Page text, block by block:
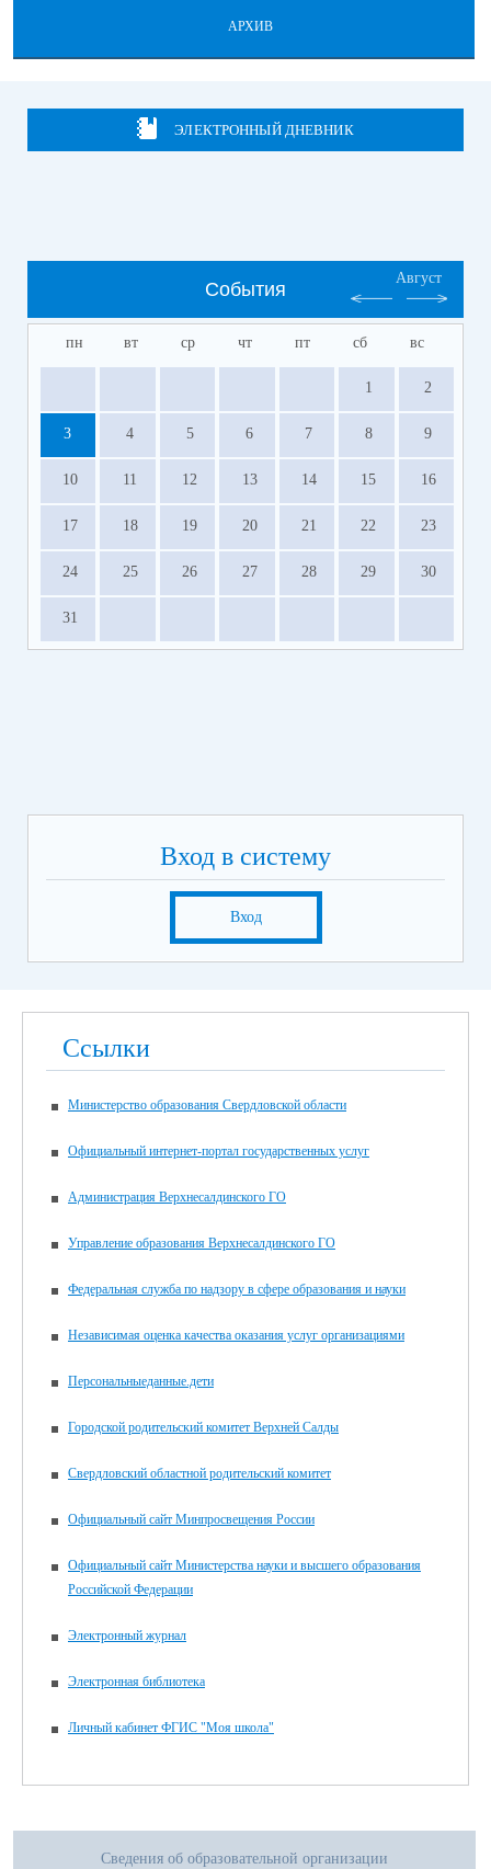
АРХИВ
ЭЛЕКТРОННЫЙ ДНЕВНИК
События
Август
пн вт ср чт пт сб вс
1 2
3 4 5 6 7 8 9
10 11 12 13 14 15 16
17 18 19 20 21 22 23
24 25 26 27 28 29 30
31
Вход в систему
Вход
Ссылки
Министерство образования Свердловской области
Официальный интернет-портал государственных услуг
Администрация Верхнесалдинского ГО
Управление образования Верхнесалдинского ГО
Федеральная служба по надзору в сфере образования и науки
Независимая оценка качества оказания услуг организациями
Персональныеданные.дети
Городской родительский комитет Верхней Салды
Свердловский областной родительский комитет
Официальный сайт Минпросвещения России
Официальный сайт Министерства науки и высшего образования
Российской Федерации
Электронный журнал
Электронная библиотека
Личный кабинет ФГИС "Моя школа"
Сведения об образовательной организации